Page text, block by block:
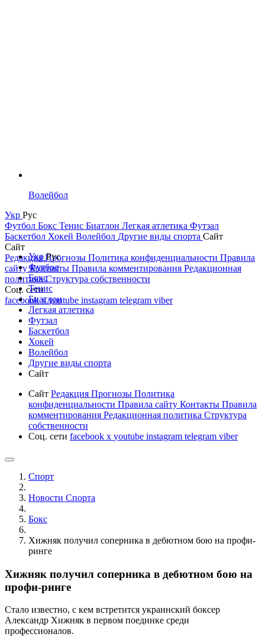
Волейбол
Укр Рус
Футбол Бокс Тенис Биатлон Легкая атлетика Футзал
Баскетбол Хокей Волейбол Другие виды спорта Сайт
Сайт
РедакцияПрогнозы Политика конфиденциальности Правила
сайтуКонтакты Правила комментирования Редакционная
политикаСтруктура собственности
Соц. сети
facebookxyoutube instagram telegram viber
УкрРус
Футбол
Бокс
Тенис
Биатлон
Легкая атлетика
Футзал
Баскетбол
Хокей
Волейбол
Другие виды спорта
Сайт
Сайт Редакция Прогнозы Политика
конфиденциальности Правила сайту Контакты Правила
комментирования Редакционная политика Структура
собственности
Соц. сети facebook x youtube instagram telegram viber
Спорт
Новости Cпорта
Бокс
Хижняк получил соперника в дебютном бою на профи-
ринге
Хижняк получил соперника в дебютном бою на
профи-ринге
Стало известно, с кем встретится украинский боксер
Александр Хижняк в первом поединке среди
профессионалов.